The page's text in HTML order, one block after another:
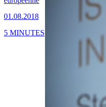
01.08.2018
5 MINUTES